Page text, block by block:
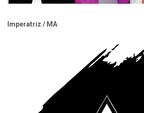
Imperatriz / MA